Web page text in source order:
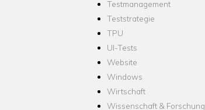
Testmanagement
Teststrategie
TPU
UI-Tests
Website
Windows
Wirtschaft
Wissenschaft & Forschung